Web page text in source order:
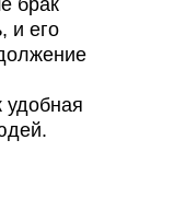
брак
и его
удобная